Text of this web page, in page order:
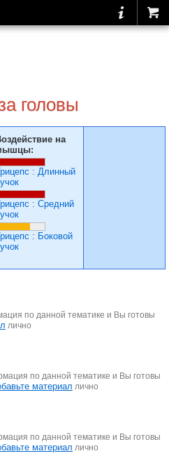
головы
на
: Длинный
: Средний
: Боковой
по данной тематике и Вы готовы
лично
по данной тематике и Вы готовы
материал лично
по данной тематике и Вы готовы
материал лично